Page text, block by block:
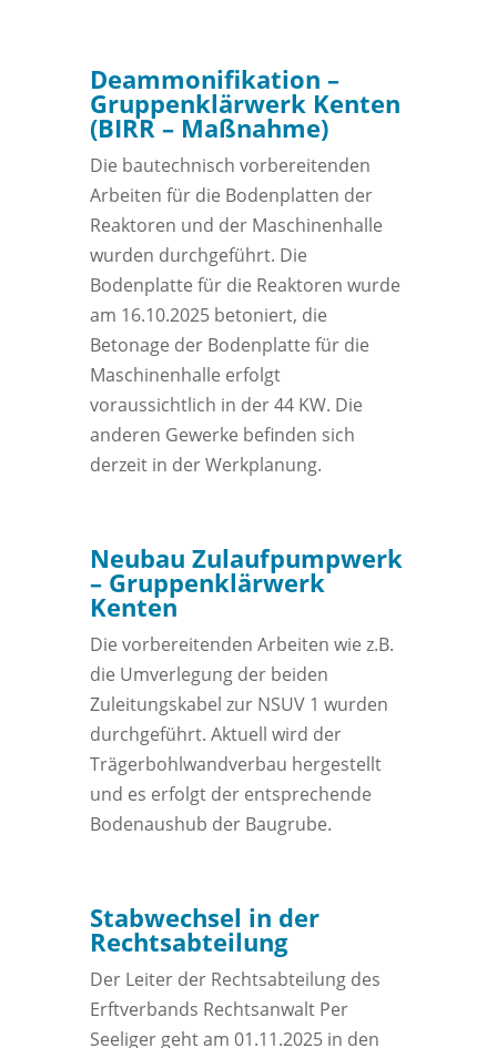
Deammonifikation –
Gruppenklärwerk Kenten
(BIRR – Maßnahme)
Die bautechnisch vorbereitenden
Arbeiten für die Bodenplatten der
Reaktoren und der Maschinenhalle
wurden durchgeführt. Die
Bodenplatte für die Reaktoren wurde
am 16.10.2025 betoniert, die
Betonage der Bodenplatte für die
Maschinenhalle erfolgt
voraussichtlich in der 44 KW. Die
anderen Gewerke befinden sich
derzeit in der Werkplanung.
Neubau Zulaufpumpwerk
– Gruppenklärwerk
Kenten
Die vorbereitenden Arbeiten wie z.B.
die Umverlegung der beiden
Zuleitungskabel zur NSUV 1 wurden
durchgeführt. Aktuell wird der
Trägerbohlwandverbau hergestellt
und es erfolgt der entsprechende
Bodenaushub der Baugrube.
Stabwechsel in der
Rechtsabteilung
Der Leiter der Rechtsabteilung des
Erftverbands Rechtsanwalt Per
Seeliger geht am 01.11.2025 in den